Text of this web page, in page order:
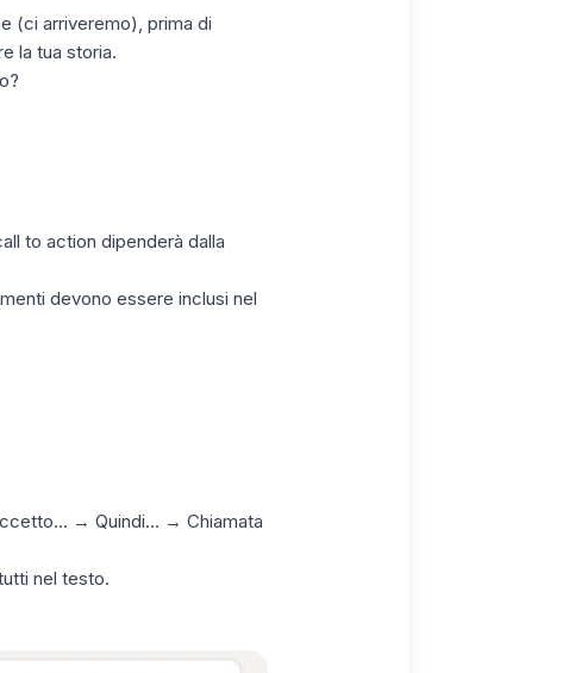
(ci arriveremo), prima di
la tua storia.
to action dipenderà dalla
devono essere inclusi nel
→ Quindi... → Chiamata
nel testo.